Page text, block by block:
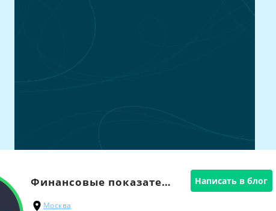
Финансовые показатели
Москва
Написать в блог